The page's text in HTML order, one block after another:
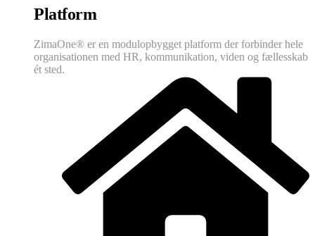
Platform
ZimaOne® er en modulopbygget platform der forbinder hele
organisationen med HR, kommunikation, viden og fællesskab
ét sted.